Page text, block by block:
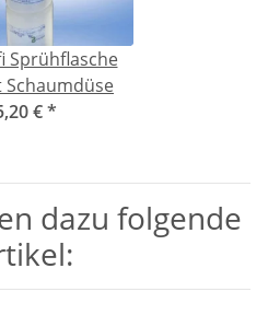
Sprühflasche
€*
dazu folgende